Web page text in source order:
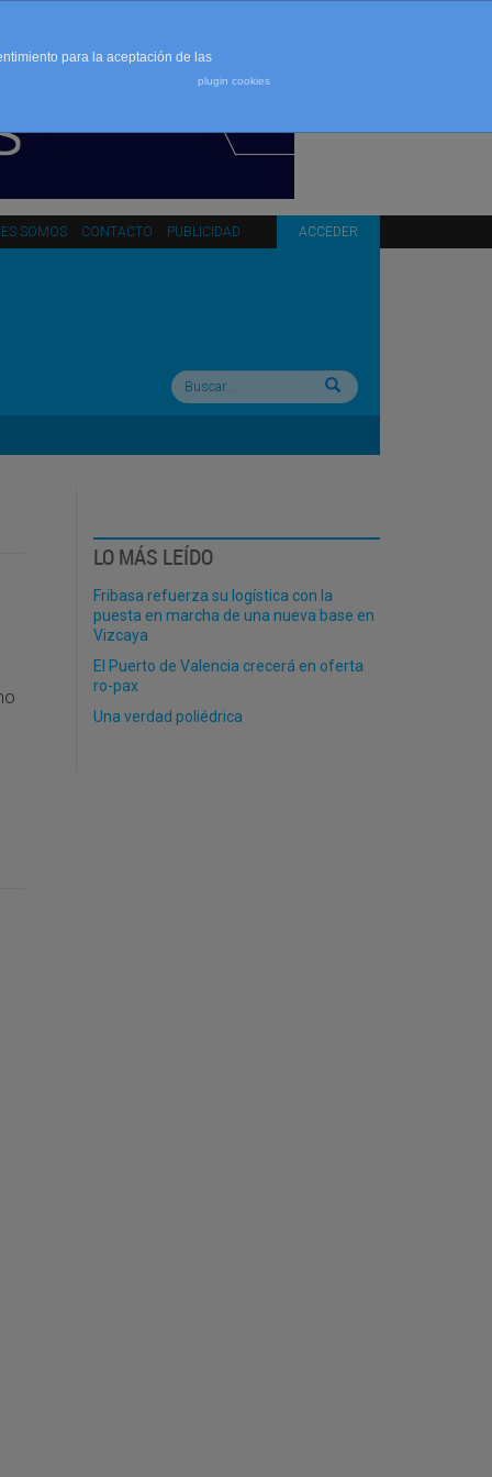
SOMOS CONTACTO PUBLICIDAD ACCEDER
Buscar:
LO MÁS LEÍDO
Fribasa refuerza su logística con la
puesta en marcha de una nueva base en
Vizcaya
El Puerto de Valencia crecerá en oferta
ro-pax
Una verdad poliédrica
para la aceptación de las
plugin cookies